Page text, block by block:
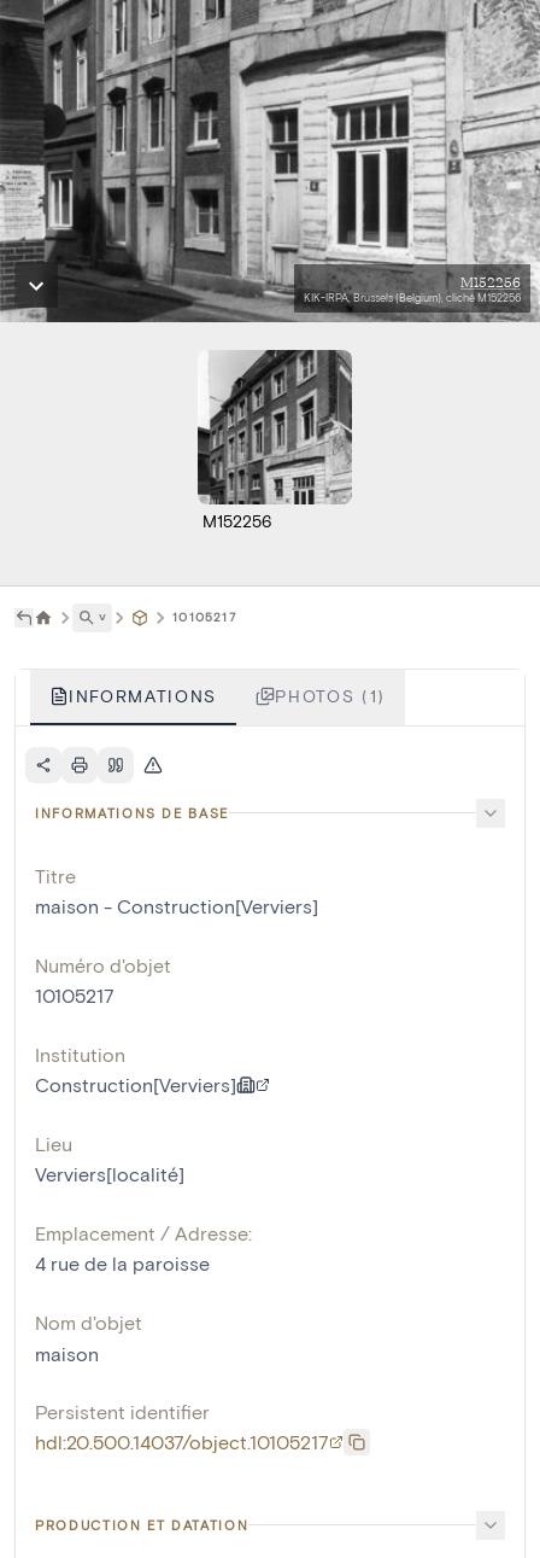
M152256
KIK-IRPA, Brussels (Belgium), cliché M152256
M152256
˅ 10105217
INFORMATIONS PHOTOS (1)
INFORMATIONS DE BASE
Titre
maison - Construction[Verviers]
Numéro d'objet
10105217
Institution
Construction[Verviers]
Lieu
Verviers[localité]
Emplacement / Adresse:
4 rue de la paroisse
Nom d'objet
maison
Persistent identifier
hdl:20.500.14037/object.10105217
PRODUCTION ET DATATION